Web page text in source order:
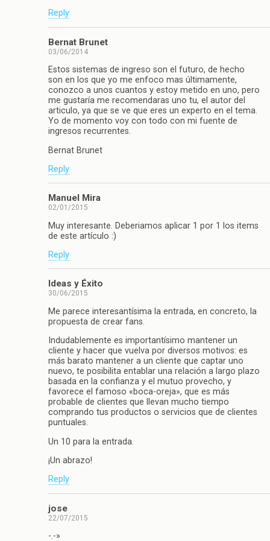
Reply
Bernat Brunet
03/06/2014
Estos sistemas de ingreso son el futuro, de hecho
son en los que yo me enfoco mas últimamente,
conozco a unos cuantos y estoy metido en uno, pero
me gustaría me recomendaras uno tu, el autor del
articulo, ya que se ve que eres un experto en el tema.
Yo de momento voy con todo con mi fuente de
ingresos recurrentes.
Bernat Brunet
Reply
Manuel Mira
02/01/2015
Muy interesante. Deberiamos aplicar 1 por 1 los items
de este artículo :)
Reply
Ideas y Éxito
30/06/2015
Me parece interesantísima la entrada, en concreto, la
propuesta de crear fans.
Indudablemente es importantísimo mantener un
cliente y hacer que vuelva por diversos motivos: es
más barato mantener a un cliente que captar uno
nuevo, te posibilita entablar una relación a largo plazo
basada en la confianza y el mutuo provecho, y
favorece el famoso «boca-oreja», que es más
probable de clientes que llevan mucho tiempo
comprando tus productos o servicios que de clientes
puntuales.
Un 10 para la entrada.
¡Un abrazo!
Reply
jose
22/07/2015
-.-»